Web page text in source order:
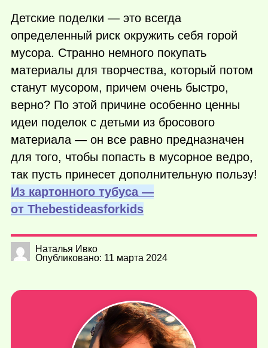
Детские поделки — это всегда
определенный риск окружить себя горой
мусора. Странно немного покупать
материалы для творчества, который потом
станут мусором, причем очень быстро,
верно? По этой причине особенно ценны
идеи поделок с детьми из бросового
материала — он все равно предназначен
для того, чтобы попасть в мусорное ведро,
так пусть принесет дополнительную пользу!
Из картонного тубуса —
от Тhebestideasforkids
Наталья Ивко
Опубликовано: 11 марта 2024